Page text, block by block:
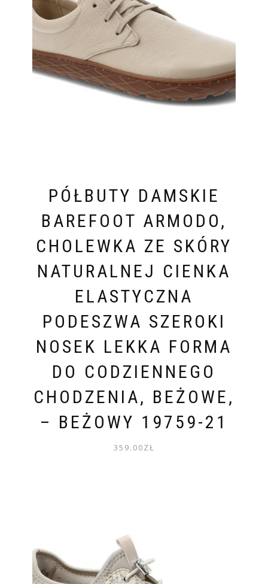
PÓŁBUTY DAMSKIE
BAREFOOT ARMODO,
CHOLEWKA ZE SKÓRY
NATURALNEJ CIENKA
ELASTYCZNA
PODESZWA SZEROKI
NOSEK LEKKA FORMA
DO CODZIENNEGO
CHODZENIA, BEŻOWE,
– BEŻOWY 19759-21
359.00ZŁ